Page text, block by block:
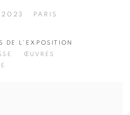
2023 PARIS
DE L'EXPOSITION
ŒUVRES